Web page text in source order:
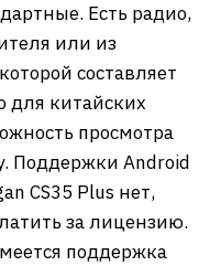
Есть радио,
или из
составляет
для китайских
просмотра
Поддержки Android
CS35 Plus нет,
за лицензию.
поддержка